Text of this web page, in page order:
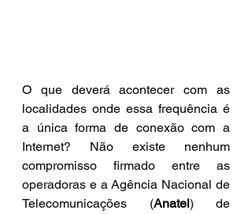
O que deverá acontecer com as
localidades onde essa frequência é
a única forma de conexão com a
Internet? Não existe nenhum
compromisso firmado entre as
operadoras e a Agência Nacional de
Telecomunicações (Anatel) de